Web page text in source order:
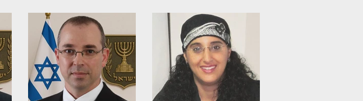
את אחת משיניו. השופטת חני
ברוך אלון (בצילום) קבעה כי
המסעדה התרשלה וכי הוכח קשר
בין שברי הזכוכית במנה לבין הנזק
שנגרם לשן. התביעה נולדה
כאשר התובע הגיע עם בתו
אבנר יפרח (בצילום) נדרש לברר
כיצד, לטענת התובע, נלקחו
מחשבונו 7,700 שקל לאחר
שהפקיד 16,200 שקל במכשיר
הבנק, ומה בדיוק התרחש בזמן
התקלה. לטענת התובע, ליאור
אשכנזי, בעל עסק בתחום